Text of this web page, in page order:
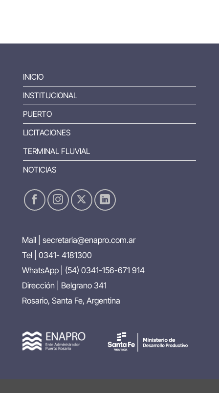
INICIO
INSTITUCIONAL
PUERTO
LICITACIONES
TERMINAL FLUVIAL
NOTICIAS
Mail | secretaria@enapro.com.ar
Tel | 0341- 4181300
WhatsApp | (54) 0341-156-671 914
Dirección | Belgrano 341
Rosario, Santa Fe, Argentina